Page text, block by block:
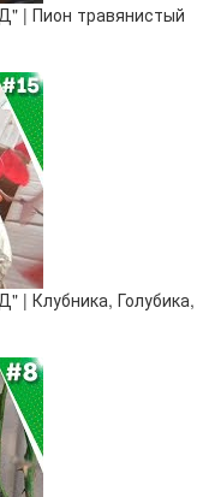
Пион травянистый
Клубника, Голубика,